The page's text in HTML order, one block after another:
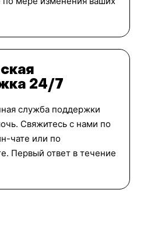
24/7
служба поддержки
Свяжитесь с нами по
чате или по
Первый ответ в течение